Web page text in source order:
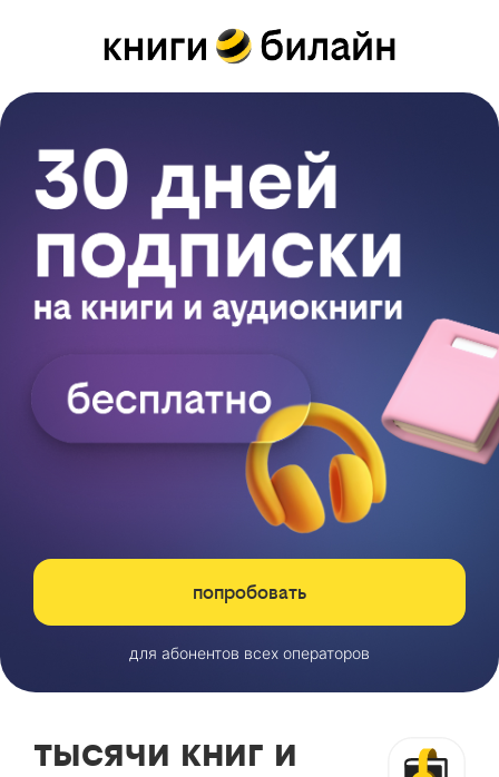
попробовать
для абонентов всех операторов
тысячи книг и